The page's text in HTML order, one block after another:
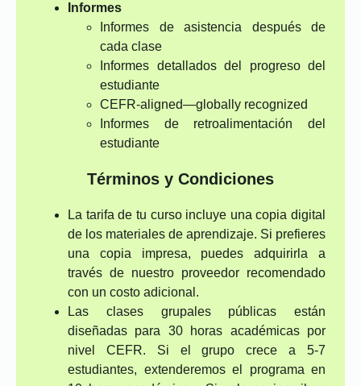
Informes
Informes de asistencia después de
cada clase
Informes detallados del progreso del
estudiante
CEFR-aligned—globally recognized
Informes de retroalimentación del
estudiante
Términos y Condiciones
La tarifa de tu curso incluye una copia digital
de los materiales de aprendizaje. Si prefieres
una copia impresa, puedes adquirirla a
través de nuestro proveedor recomendado
con un costo adicional.
Las clases grupales públicas están
diseñadas para 30 horas académicas por
nivel CEFR. Si el grupo crece a 5-7
estudiantes, extenderemos el programa en